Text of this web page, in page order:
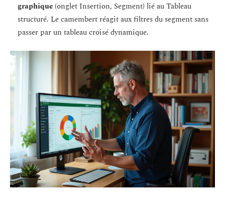
graphique(onglet Insertion, Segment) lié au Tableau
structuré. Le camembert réagit aux filtres du segment sans
passer par un tableau croisé dynamique.